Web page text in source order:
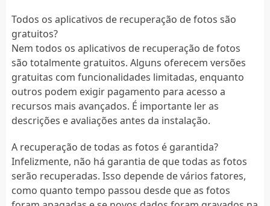
Todos os aplicativos de recuperação de fotos são
gratuitos?
Nem todos os aplicativos de recuperação de fotos
são totalmente gratuitos. Alguns oferecem versões
gratuitas com funcionalidades limitadas, enquanto
outros podem exigir pagamento para acesso a
recursos mais avançados. É importante ler as
descrições e avaliações antes da instalação.
A recuperação de todas as fotos é garantida?
Infelizmente, não há garantia de que todas as fotos
serão recuperadas. Isso depende de vários fatores,
como quanto tempo passou desde que as fotos